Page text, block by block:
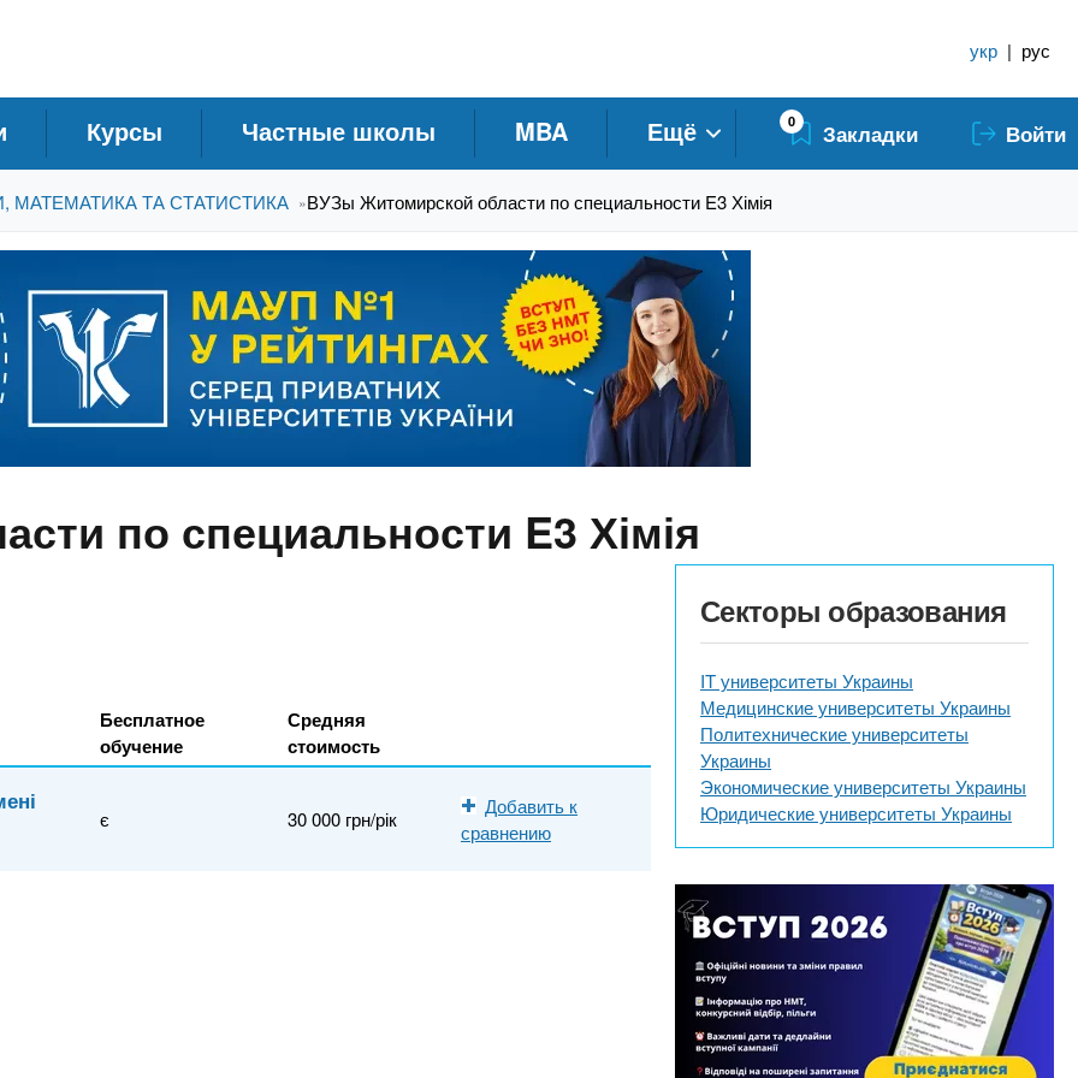
укр | рус
Курсы Частные школы MBA Ещё 0 Закладки Войти
МАТЕМАТИКА ТА СТАТИСТИКА »ВУЗы Житомирской области по специальности E3 Хімія
по специальности E3 Хімія
Бесплатное
обучение
Средняя
стоимость
є 30 000 грн/рік
Добавить к
сравнению
Секторы образования
IT университеты Украины
Медицинские университеты Украины
Политехнические университеты
Украины
Экономические университеты Украины
Юридические университеты Украины